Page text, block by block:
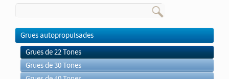
Grues autopropulsades
Grues de 22 Tones
Grues de 30 Tones